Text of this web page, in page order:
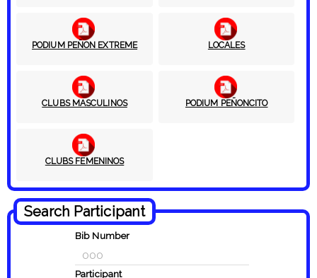
PODIUM PEÑON EXTREME LOCALES
CLUBS MASCULINOS PODIUM PEÑONCITO
CLUBS FEMENINOS
Search Participant
Bib Number
Participant